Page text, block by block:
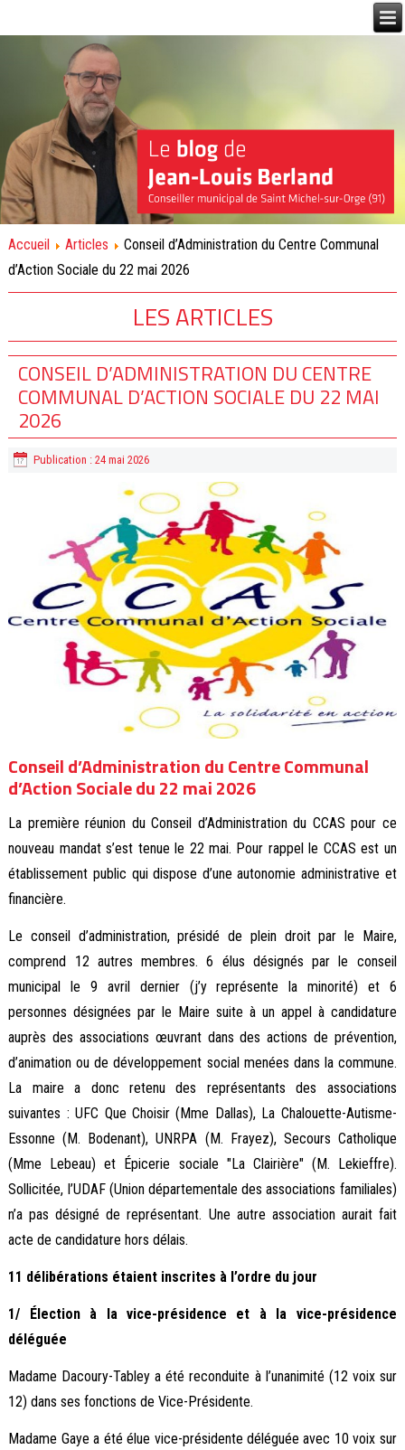
Accueil Articles
Conseil d’Administration du Centre Communal
d’Action Sociale du 22 mai 2026
LES ARTICLES
CONSEIL D’ADMINISTRATION DU CENTRE
COMMUNAL D’ACTION SOCIALE DU 22 MAI
2026
Publication : 24 mai 2026
Conseil d’Administration du Centre Communal
d’Action Sociale du 22 mai 2026
La première réunion du Conseil d’Administration du CCAS pour ce
nouveau mandat s’est tenue le 22 mai. Pour rappel le CCAS est un
établissement public qui dispose d’une autonomie administrative et
financière.
Le conseil d’administration, présidé de plein droit par le Maire,
comprend 12 autres membres. 6 élus désignés par le conseil
municipal le 9 avril dernier (j’y représente la minorité) et 6
personnes désignées par le Maire suite à un appel à candidature
auprès des associations œuvrant dans des actions de prévention,
d’animation ou de développement social menées dans la commune.
La maire a donc retenu des représentants des associations
suivantes : UFC Que Choisir (Mme Dallas), La Chalouette-Autisme-
Essonne (M. Bodenant), UNRPA (M. Frayez), Secours Catholique
(Mme Lebeau) et Épicerie sociale "La Clairière" (M. Lekieffre).
Sollicitée, l’UDAF (Union départementale des associations familiales)
n’a pas désigné de représentant. Une autre association aurait fait
acte de candidature hors délais.
11 délibérations étaient inscrites à l’ordre du jour
1/ Élection à la vice-présidence et à la vice-présidence
déléguée
Madame Dacoury-Tabley a été reconduite à l’unanimité (12 voix sur
12) dans ses fonctions de Vice-Présidente.
Madame Gaye a été élue vice-présidente déléguée avec 10 voix sur